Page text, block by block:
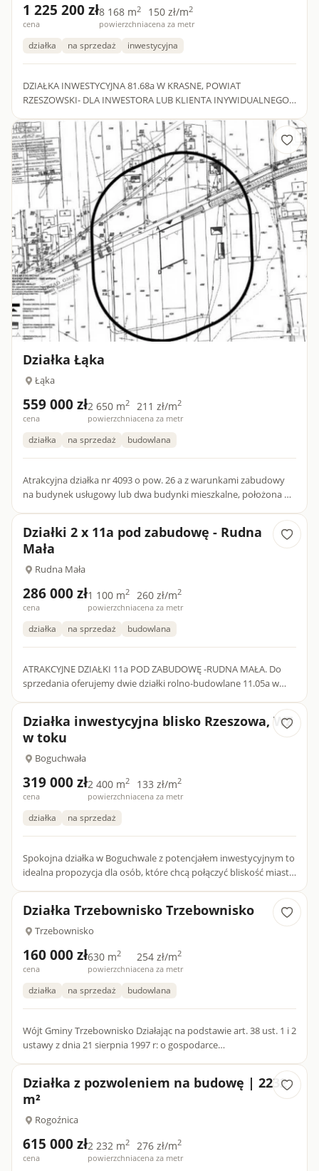
1 225 200 zł
cena
8 168 m2
powierzchnia
150 zł/m2
cena za metr
działka na sprzedaż inwestycyjna
DZIAŁKA INWESTYCYJNA 81.68a W KRASNE, POWIAT
RZESZOWSKI- DLA INWESTORA LUB KLIENTA INYWIDUALNEGO.
Krasne, gmina Krasne, po...
Działka Łąka
Łąka
559 000 zł
cena
2 650 m2
powierzchnia
211 zł/m2
cena za metr
działka na sprzedaż budowlana
Atrakcyjna działka nr 4093 o pow. 26 a z warunkami zabudowy
na budynek usługowy lub dwa budynki mieszkalne, położona w
Działki 2 x 11a pod zabudowę - Rudna
Mała
Rudna Mała
286 000 zł
cena
1 100 m2
powierzchnia
260 zł/m2
cena za metr
działka na sprzedaż budowlana
ATRAKCYJNE DZIAŁKI 11a POD ZABUDOWĘ -RUDNA MAŁA. Do
sprzedania oferujemy dwie działki rolno-budowlane 11.05a w
Działka inwestycyjna blisko Rzeszowa, WZ
w toku
Boguchwała
319 000 zł
cena
2 400 m2
powierzchnia
133 zł/m2
cena za metr
działka na sprzedaż
Spokojna działka w Boguchwale z potencjałem inwestycyjnym to
idealna propozycja dla osób, które chcą połączyć bliskość miasta
Działka Trzebownisko Trzebownisko
Trzebownisko
160 000 zł
cena
630 m2
powierzchnia
254 zł/m2
cena za metr
działka na sprzedaż budowlana
Wójt Gminy Trzebownisko Działając na podstawie art. 38 ust. 1 i 2
ustawy z dnia 21 sierpnia 1997 r: o gospodarce
Działka z pozwoleniem na budowę | 2232
m²
Rogoźnica
615 000 zł
cena
2 232 m2
powierzchnia
276 zł/m2
cena za metr